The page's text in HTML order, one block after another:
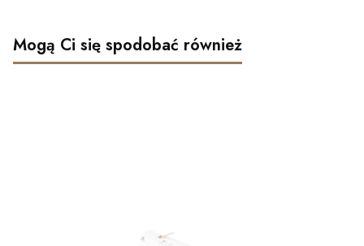
Mogą Ci się spodobać również